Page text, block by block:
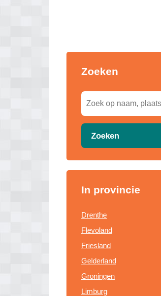
Zoeken
Zoeken
In provincie
Drenthe
Flevoland
Friesland
Gelderland
Groningen
Limburg